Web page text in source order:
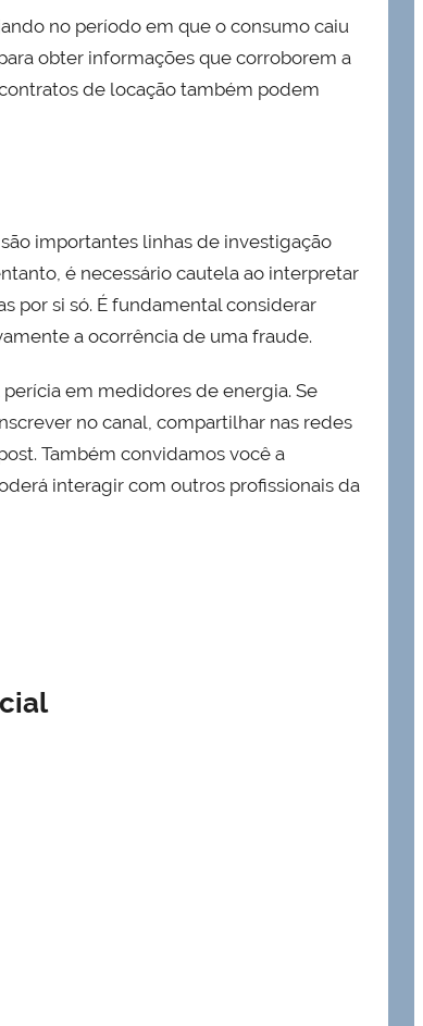
no período em que o consumo caiu
obter informações que corroborem a
de locação também podem
importantes linhas de investigação
é necessário cautela ao interpretar
por si só. É fundamental considerar
a ocorrência de uma fraude.
em medidores de energia. Se
no canal, compartilhar nas redes
Também convidamos você a
interagir com outros profissionais da